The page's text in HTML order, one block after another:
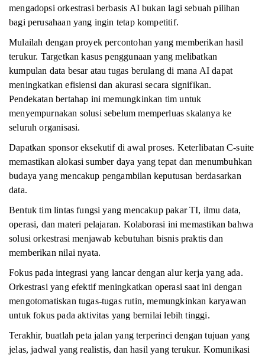
mengadopsi orkestrasi berbasis AI bukan lagi sebuah pilihan
bagi perusahaan yang ingin tetap kompetitif.
Mulailah dengan proyek percontohan yang memberikan hasil
terukur. Targetkan kasus penggunaan yang melibatkan
kumpulan data besar atau tugas berulang di mana AI dapat
meningkatkan efisiensi dan akurasi secara signifikan.
Pendekatan bertahap ini memungkinkan tim untuk
menyempurnakan solusi sebelum memperluas skalanya ke
seluruh organisasi.
Dapatkan sponsor eksekutif di awal proses. Keterlibatan C-suite
memastikan alokasi sumber daya yang tepat dan menumbuhkan
budaya yang mencakup pengambilan keputusan berdasarkan
data.
Bentuk tim lintas fungsi yang mencakup pakar TI, ilmu data,
operasi, dan materi pelajaran. Kolaborasi ini memastikan bahwa
solusi orkestrasi menjawab kebutuhan bisnis praktis dan
memberikan nilai nyata.
Fokus pada integrasi yang lancar dengan alur kerja yang ada.
Orkestrasi yang efektif meningkatkan operasi saat ini dengan
mengotomatiskan tugas-tugas rutin, memungkinkan karyawan
untuk fokus pada aktivitas yang bernilai lebih tinggi.
Terakhir, buatlah peta jalan yang terperinci dengan tujuan yang
jelas, jadwal yang realistis, dan hasil yang terukur. Komunikasi